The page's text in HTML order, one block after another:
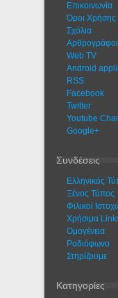
Eπικοινωνία
Όροι Χρήσης
Σχόλια
Web TV
Android
RSS
Facebook
Twitter
Youtube
Google+
Συνδέσεις
Ελληνικός
Ξένος Τύπος
Φιλικοί
Χρήσιμα
Ομογένεια
Ραδιόφωνο
Στηρίζουμε
Κατηγορίες